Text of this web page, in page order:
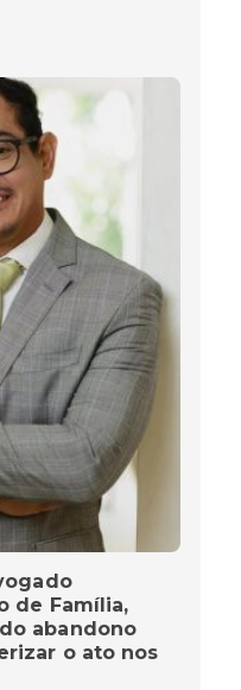
de Família,
abandono
o ato nos